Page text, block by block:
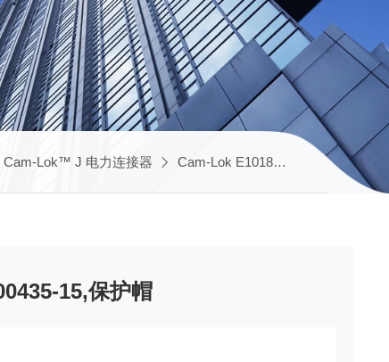
Cam-Lok™ J 电力连接器 Cam-Lok E1018 A100433-
15,保护帽